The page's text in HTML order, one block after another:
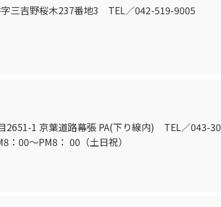
三吉野桜木237番地3 TEL／042-519-9005
2651-1 京葉道路幕張 PA(下り線内) TEL／043-
：00〜PM8： 00（土日祝）